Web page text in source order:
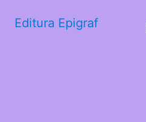
Editura Epigraf